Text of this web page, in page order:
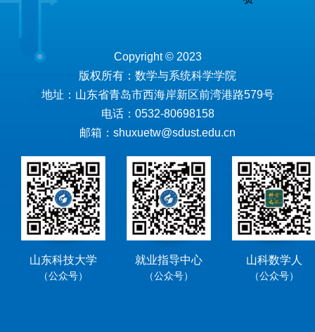
Copyright © 2023
版权所有：数学与系统科学学院
地址：山东省青岛市西海岸新区前湾港路579号
电话：0532-80698158
邮箱：shuxuetw@sdust.edu.cn
山东科技大学
（公众号）
就业指导中心
（公众号）
山科数学人
（公众号）